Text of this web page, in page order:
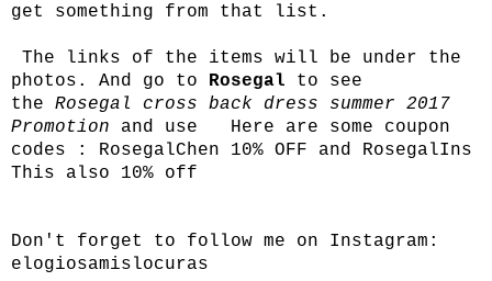
get something from that list.
The links of the items will be under the
photos. And go to Rosegal to see
the Rosegal cross back dress summer 2017
Promotion and use Here are some coupon
codes : RosegalChen 10% OFF and RosegalIns
This also 10% off
Don't forget to follow me on Instagram:
elogiosamislocuras